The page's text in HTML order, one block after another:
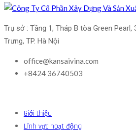
Trụ sở : Tầng 1, Tháp B tòa Green Pearl,
Trưng, TP. Hà Nội
office@kansaivina.com
+8424 36740503
Giới thiệu
Lĩnh vực hoạt động